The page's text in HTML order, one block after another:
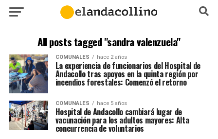
All posts tagged "sandra valenzuela"
COMUNALES hace 2 años
La experiencia de funcionarios del Hospital de
Andacollo tras apoyos en la quinta región por
incendios forestales: Comenzó el retorno
COMUNALES hace 5 años
Hospital de Andacollo cambiará lugar de
vacunación para los adultos mayores: Alta
concurrencia de voluntarios